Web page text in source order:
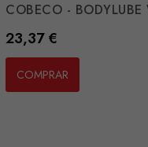
COBECO - BODYLUBE
Preço
23,37 €
COMPRAR